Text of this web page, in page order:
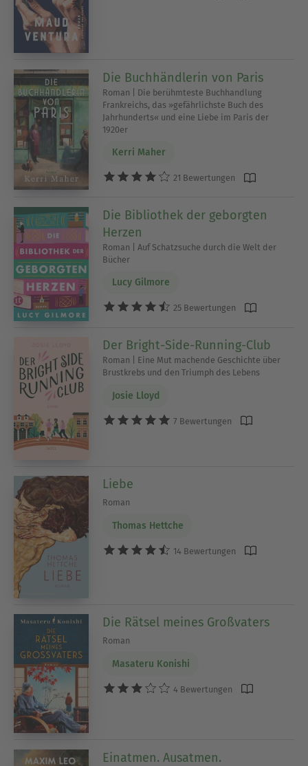
Die Buchhändlerin von Paris
Roman | Die berühmteste Buchhandlung
Frankreichs, das »gefährlichste Buch des
Jahrhunderts« und eine Liebe im Paris der
1920er
Kerri Maher
21 Bewertungen
Die Bibliothek der geborgten
Herzen
Roman | Auf Schatzsuche durch die Welt der
Bücher
Lucy Gilmore
25 Bewertungen
Der Bright-Side-Running-Club
Roman | Eine Mut machende Geschichte über
Brustkrebs und den Triumph des Lebens
Josie Lloyd
7 Bewertungen
Liebe
Roman
Thomas Hettche
14 Bewertungen
Die Rätsel meines Großvaters
Roman
Masateru Konishi
4 Bewertungen
Einatmen. Ausatmen.